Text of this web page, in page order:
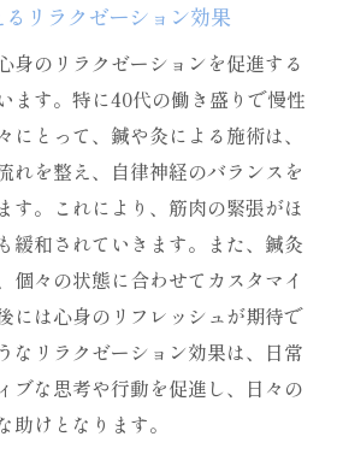
合わせた施術プラン
合わせで疲労を軽減
に対する効果的なアプローチ
の鍼灸院での施術体験
活かした疲労回復法
生活へのポジティブな影響
が知るべき鍼と灸の効果
労に対する鍼灸の効果
的根拠と期待される効能
に嬉しい施術のメリット
での実際の施術事例
リラクゼーション効果
身のリラクゼーションを促進する
ます。特に40代の働き盛りで慢性
にとって、鍼や灸による施術は、
れを整え、自律神経のバランスを
す。これにより、筋肉の緊張がほ
緩和されていきます。また、鍼灸
個々の状態に合わせてカスタマイ
には心身のリフレッシュが期待で
なリラクゼーション効果は、日常
ブな思考や行動を促進し、日々の
助けとなります。